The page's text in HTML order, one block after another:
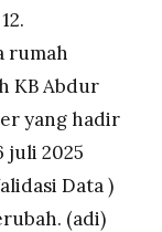
rumah
KB Abdur
yang hadir
juli 2025
Data )
(adi)